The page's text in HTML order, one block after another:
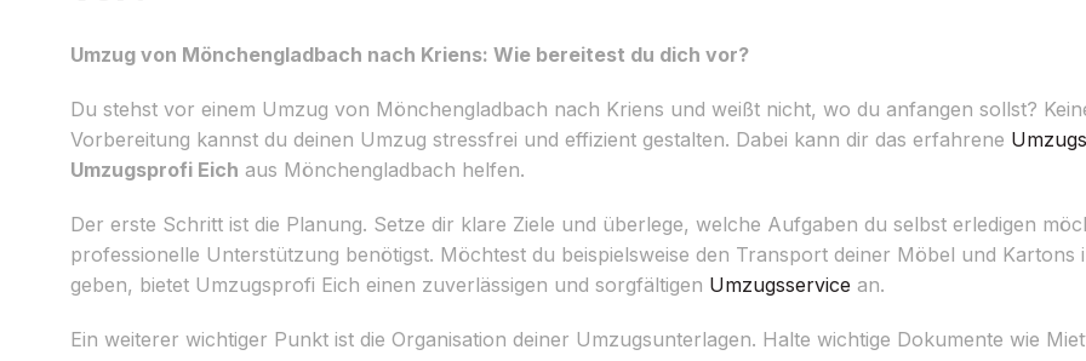
Umzug von Mönchengladbach nach Kriens: Wie bereitest du dich vor?
Du stehst vor einem Umzug von Mönchengladbach nach Kriens und weißt nicht, wo du anfangen sollst?
Vorbereitung kannst du deinen Umzug stressfrei und effizient gestalten. Dabei kann dir das erfahrene
Umzugsprofi Eich aus Mönchengladbach helfen.
Der erste Schritt ist die Planung. Setze dir klare Ziele und überlege, welche Aufgaben du selbst erledigen
professionelle Unterstützung benötigst. Möchtest du beispielsweise den Transport deiner Möbel und Kartons
geben, bietet Umzugsprofi Eich einen zuverlässigen und sorgfältigen Umzugsservice an.
Ein weiterer wichtiger Punkt ist die Organisation deiner Umzugsunterlagen. Halte wichtige Dokumente wie